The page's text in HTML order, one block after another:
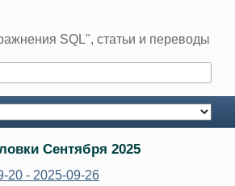
SQL", статьи и переводы
Сентября 2025
20 - 2025-09-26